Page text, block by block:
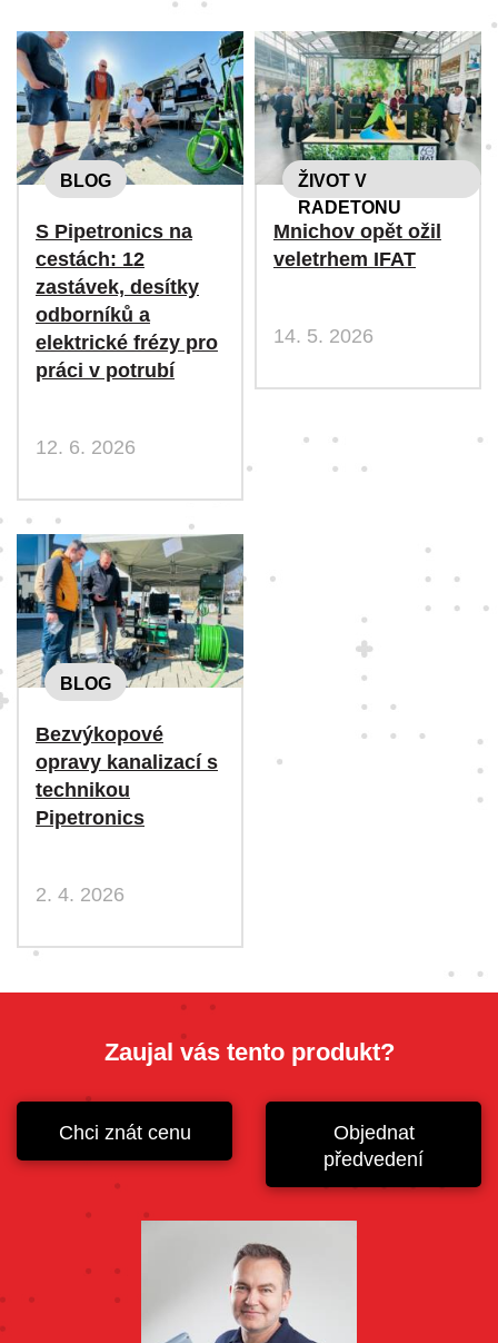
BLOG
S Pipetronics na
cestách: 12
zastávek, desítky
odborníků a
elektrické frézy pro
práci v potrubí
12. 6. 2026
ŽIVOT V
RADETONU
Mnichov opět ožil
veletrhem IFAT
14. 5. 2026
BLOG
Bezvýkopové
opravy kanalizací s
technikou
Pipetronics
2. 4. 2026
Zaujal vás tento produkt?
Chci znát cenu
Objednat
předvedení